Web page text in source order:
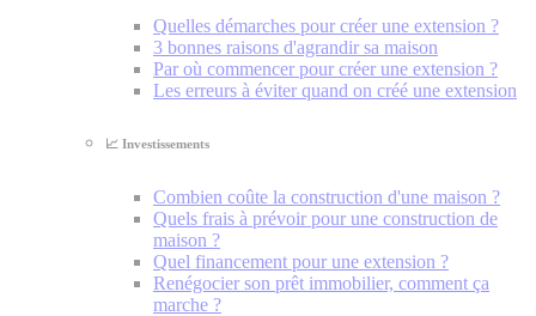
Quelles démarches pour créer une extension ?
3 bonnes raisons d'agrandir sa maison
Par où commencer pour créer une extension ?
Les erreurs à éviter quand on créé une extension
📈 Investissements
Combien coûte la construction d'une maison ?
Quels frais à prévoir pour une construction de
maison ?
Quel financement pour une extension ?
Renégocier son prêt immobilier, comment ça
marche ?